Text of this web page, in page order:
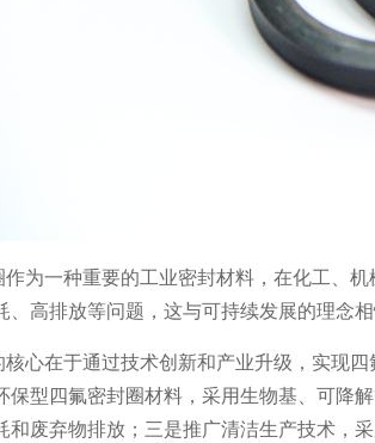
作为一种重要的工业密封材料，在化工、
、高排放等问题，这与可持续发展的理念
心在于通过技术创新和产业升级，实现
保型四氟密封圈材料，采用生物基、可降
和废弃物排放；三是推广清洁生产技术，